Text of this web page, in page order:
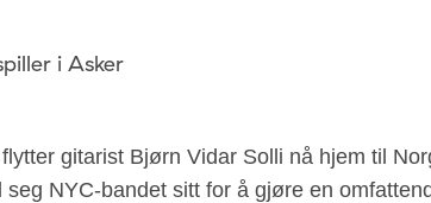
i Asker
gitarist Bjørn Vidar Solli nå hjem til
NYC-bandet sitt for å gjøre en